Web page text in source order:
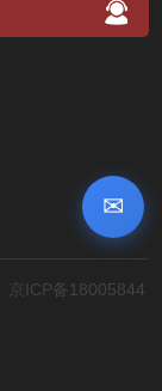
✉
京ICP备18005844